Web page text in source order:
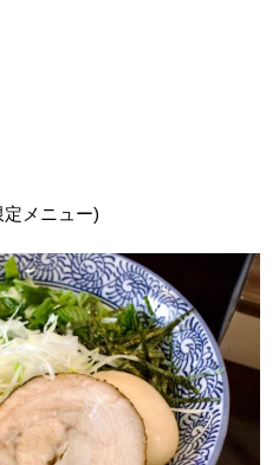
メニュー)